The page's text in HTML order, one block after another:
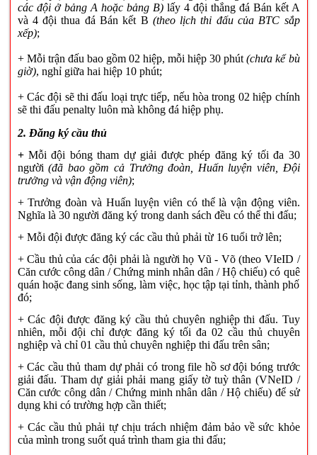
các đội ở bảng A hoặc bảng B)lấy 4 đội thắng đá Bán kết A
và 4 đội thua đá Bán kết B (theo lịch thi đấu của BTC sắp
xếp);
+ Mỗi trận đấu bao gồm 02 hiệp, mỗi hiệp30 phút(chưa kể bù
giờ), nghỉ giữa hai hiệp 10 phút;
+ Các đội sẽ thi đấu loại trực tiếp, nếu hòa trong 02 hiệp chính
sẽ thi đấu penalty luôn mà không đá hiệp phụ.
2. Đăng ký cầu thủ
+ Mỗi đội bóng tham dự giải được phép đăng ký tối đa 30
người(đã bao gồm cả Trưởng đoàn , Huấn luyện viên, Đội
trưởng và vận động viên);
+ Trưởng đoàn và Huấn luyện viên có thể là vận động viên.
Nghĩa là 30 người đăng ký trong danh sách đều có thể thi đấu;
+ Mỗi đội được đăng ký các cầu thủ phải từ16 tuổi trở lên;
+ Cầu thủ của các đội phải là người họ Vũ - Võ (theo VIeID /
Căn cước công dân / Chứng minh nhân dân / Hộ chiếu) có quê
quán hoặc đang sinh sống, làm việc, học tập tại tỉnh, thành phố
đó;
+ Các đội được đăng ký cầu thủ chuyên nghiệp thi đấu. Tuy
nhiên, mỗi đội chỉ được đăng ký tối đa 02 cầu thủ chuyên
nghiệp và chỉ 01 cầu thủ chuyên nghiệp thi đấu trên sân;
+ Các cầu thủ tham dựphải có trong file hồ sơ đội bóng trước
giải đấu. Tham dự giải phải mang giấy tờ tuỳ thân (VNeID /
Căn cước công dân / Chứng minh nhân dân / Hộ chiếu) để sử
dụng khi có trường hợp cần thiết;
+ Các cầu thủ phải tự chịu trách nhiệm đảm bảo về sức khỏe
của mình trong suốt quá trình tham gia thi đấu;